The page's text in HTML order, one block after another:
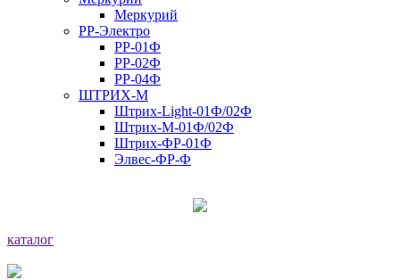
Меркурий
РР-Электро
РР-01Ф
РР-02Ф
РР-04Ф
ШТРИХ-М
Штрих-Light-01Ф/02Ф
Штрих-М-01Ф/02Ф
Штрих-ФР-01Ф
Элвес-ФР-Ф
каталог